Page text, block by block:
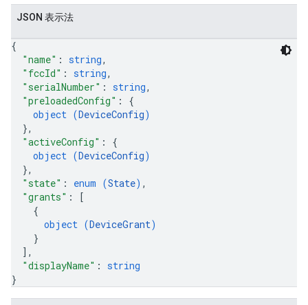
JSON 表示法
{
"name" : string,
"fccId" : string,
"serialNumber" : string,
"preloadedConfig" : {
object (DeviceConfig)
},
"activeConfig" : {
object (DeviceConfig)
},
"state" : enum (State) ,
"grants" :
[
{
object (DeviceGrant)
}
] ,
"displayName" : string
}